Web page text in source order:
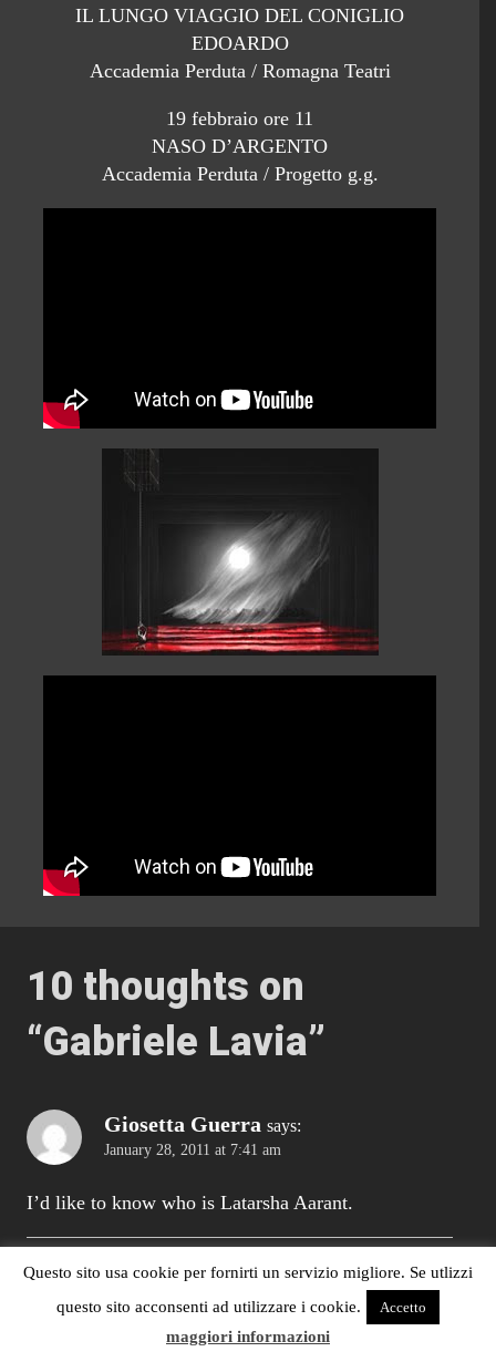
IL LUNGO VIAGGIO DEL CONIGLIO
EDOARDO
Accademia Perduta / Romagna Teatri
19 febbraio ore 11
NASO D’ARGENTO
Accademia Perduta / Progetto g.g.
10 thoughts on
“Gabriele Lavia”
Giosetta Guerra says:
January 28, 2011 at 7:41 am
I’d like to know who is Latarsha Aarant.
Giosetta Guerra says:
January 19, 2011 at 5:16 pm
Questo sito usa cookie per fornirti un servizio migliore. Se utlizzi
questo sito acconsenti ad utilizzare i cookie.
Accetto
maggiori informazioni